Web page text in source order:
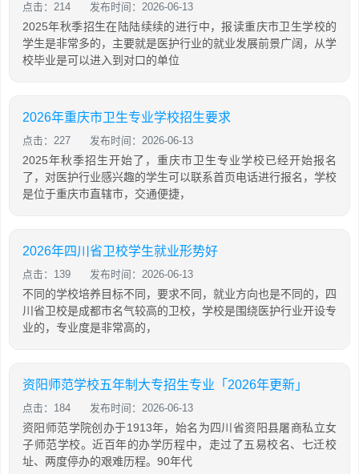
点击：214 发布时间：2026-06-13
2025年秋季招生在陆陆续续的进行中，报读重庆市卫生学校的
学生是非常多的，主要就是医护行业的就业发展前景广阔，从学
校毕业是可以进入到对口的单位
2026年重庆市卫生专业学校招生要求
点击：227 发布时间：2026-06-13
2025年秋季招生开始了，重庆市卫生专业学校已经开始报名
了，对医护行业感兴趣的学生可以联系首页电话进行报名，学校
是位于重庆市直辖市，交通便捷，
2026年四川省卫校学生就业形势好
点击：139 发布时间：2026-06-13
不同的学校培养目标不同，要求不同，就业方向也是不同的，四
川省卫校是成都市名气较高的卫校，学校是围绕医护行业开设专
业的，专业度是非常高的，
资阳师范学校五年制大专招生专业「2026年更新」
点击：184 发布时间：2026-06-13
资阳师范学院创办于1913年，始名为四川省资阳县屠商私立女
子师范学校。近百年的办学历程中，走过了五易校名、七迁校
址、两度停办的艰难历程。90年代